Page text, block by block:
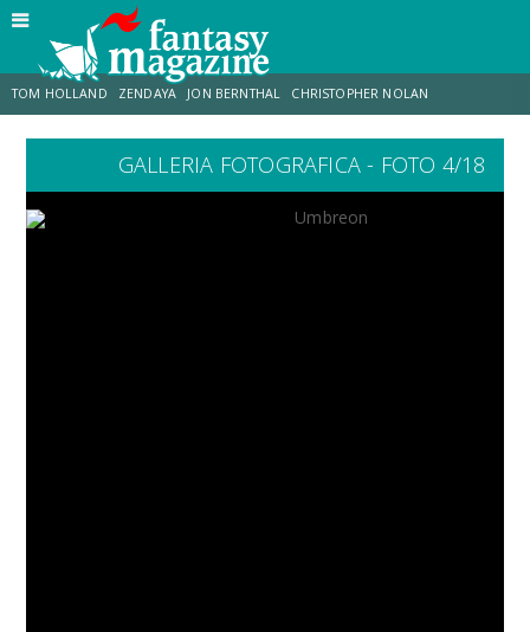
TOM HOLLAND ZENDAYA JON BERNTHAL CHRISTOPHER NOLAN
LUCCA COMICS & GAMES ODISSEA CHRIS MCKENNA
GALLERIA FOTOGRAFICA - FOTO 4/18